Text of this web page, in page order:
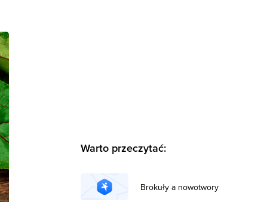
Warto przeczytać:
Brokuły a nowotwory